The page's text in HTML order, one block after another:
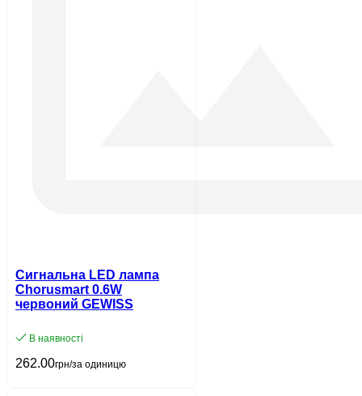
Сигнальна LED лампа
Chorusmart 0.6W
червоний GEWISS
В наявності
262.00грн/за одиницю